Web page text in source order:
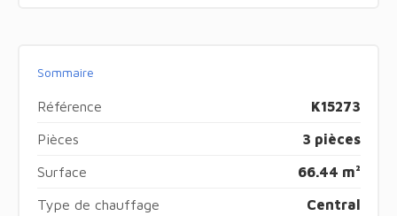
Sommaire
Référence K15273
Pièces 3 pièces
Surface 66.44 m²
Type de chauffage Central